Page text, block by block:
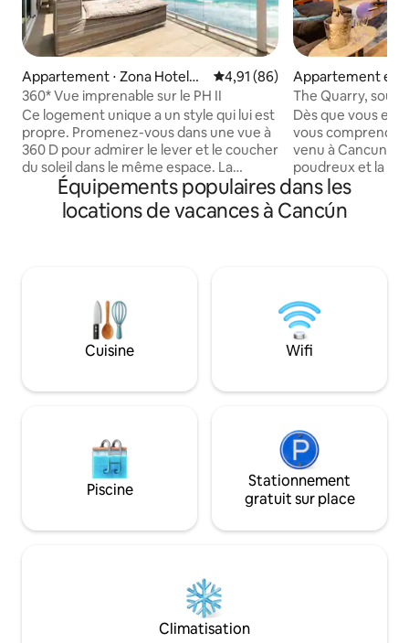
Appartement ⋅ Zona Hoteler
a
Évaluation moyenne sur la
4,91 (86)
360* Vue imprenable sur le PH II
Ce logement unique a un style qui lui est
propre. Promenez-vous dans une vue à
360 D pour admirer le lever et le coucher
du soleil dans le même espace. La
cuisine fait face à la mer, le salon avec un
écran 75"et un canapé incroyable. Super
confortable avec vue sur la lagune, salon
principale avec jacuzzi et entrée Placard.
Une chambre king size et un incroyable
balcon en bord de mer. Entièrement
privé. En haut de l'immeuble et pas de
Appartement en
⋅ Zona Hotelera
The Quarry,
mer à 150 m des
Dès que vous
vous
venu à Cancun :
poudreux et la
Parce que c'est
voir depuis la vue
que l'appartement offre.
restaurant et un
l'immeuble. Une
bois exotiques et
rend cet endroit
Équipements populaires dans les
locations de vacances à Cancún
Cuisine Wifi
Piscine
Stationnement
gratuit sur place
Climatisation